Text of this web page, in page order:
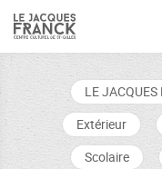
LE
Extérieur
Scolaire